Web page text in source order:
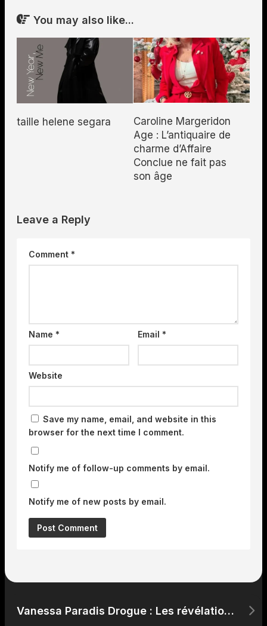
You may also like...
taille helene segara
Caroline Margeridon
Age : L’antiquaire de
charme d’Affaire
Conclue ne fait pas
son âge
Leave a Reply
Comment *
Name * Email*
Website
Save my name, email, and website in this
browser for the next time I comment.
Notify me of follow-up comments by email.
Notify me of new posts by email.
Vanessa Paradis Drogue : Les révélations sur son passé